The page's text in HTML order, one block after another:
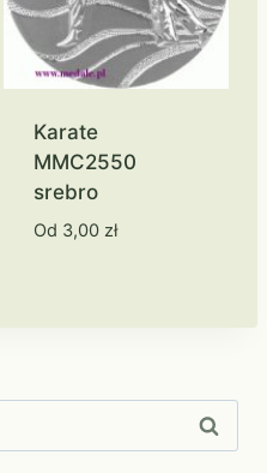
Karate
MMC2550
srebro
Od 3,00 zł